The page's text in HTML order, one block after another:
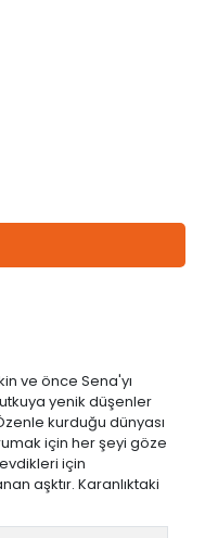
ve önce Sena'yı
yenik düşenler
kurduğu dünyası
için her şeyi göze
için
aşktır. Karanlıktaki